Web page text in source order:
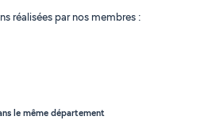
réalisées par nos membres :
le même département